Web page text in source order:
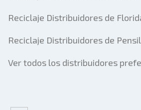
Reciclaje Distribuidores de
Reciclaje Distribuidores de
Ver todos los distribuidores